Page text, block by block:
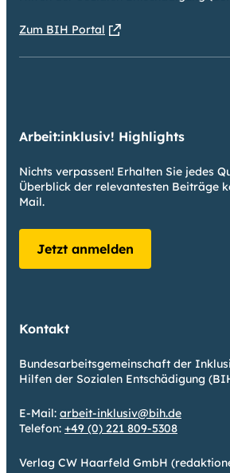
Zum BIH Portal
Arbeit:inklusiv! Highlights
Nichts verpassen! Erhalten Sie jedes
Überblick der relevantesten Beiträge
Mail.
Jetzt anmelden
Kontakt
Bundesarbeitsgemeinschaft der
Hilfen der Sozialen Entschädigung
E-Mail: arbeit-inklusiv@bih.de
Telefon: +49 (0) 221 809-5308
Verlag CW Haarfeld GmbH